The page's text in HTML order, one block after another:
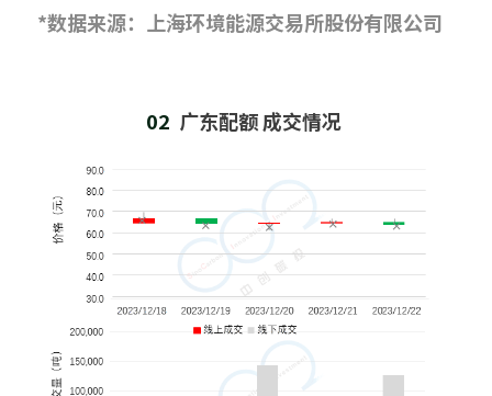
*数据来源：上海环境能源交易所股份有限公司
02 广东配额 成交情况